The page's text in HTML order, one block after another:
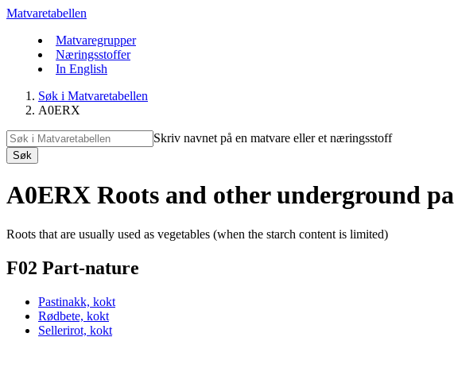
Matvaretabellen
Matvaregrupper
Næringsstoffer
In English
Søk i Matvaretabellen
A0ERX
Skriv navnet på en matvare eller et næringsstoff
Søk
A0ERX Roots and other underground
Roots that are usually used as vegetables (when the starch content is limited)
F02 Part-nature
Pastinakk, kokt
Rødbete, kokt
Sellerirot, kokt